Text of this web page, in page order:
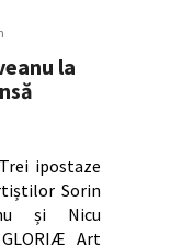
la
ipostaze
Sorin
și Nicu
Art